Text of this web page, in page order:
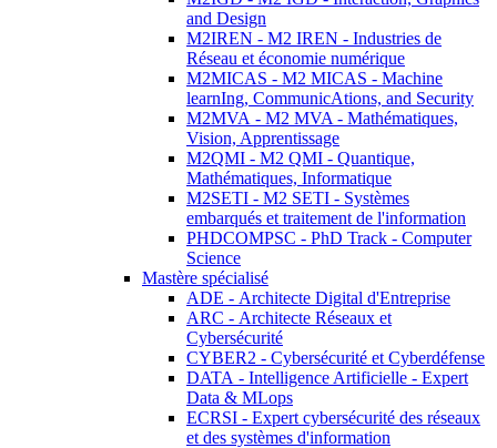
and Design
M2IREN - M2 IREN - Industries de
Réseau et économie numérique
M2MICAS - M2 MICAS - Machine
learnIng, CommunicAtions, and Security
M2MVA - M2 MVA - Mathématiques,
Vision, Apprentissage
M2QMI - M2 QMI - Quantique,
Mathématiques, Informatique
M2SETI - M2 SETI - Systèmes
embarqués et traitement de l'information
PHDCOMPSC - PhD Track - Computer
Science
Mastère spécialisé
ADE - Architecte Digital d'Entreprise
ARC - Architecte Réseaux et
Cybersécurité
CYBER2 - Cybersécurité et Cyberdéfense
DATA - Intelligence Artificielle - Expert
Data & MLops
ECRSI - Expert cybersécurité des réseaux
et des systèmes d'information